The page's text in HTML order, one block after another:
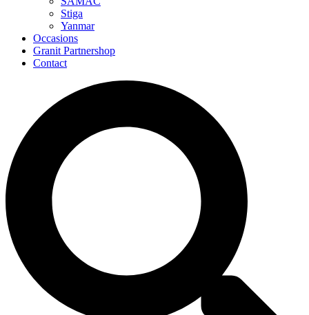
Stiga
Yanmar
Occasions
Granit Partnershop
Contact